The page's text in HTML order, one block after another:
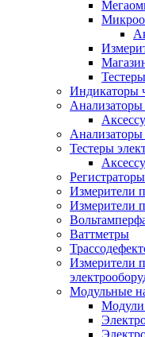
Индикаторы
Анализаторы
Анализаторы
Тестеры
Измерители
Измерители
Ваттметры
Измерители
Модульные
Модули